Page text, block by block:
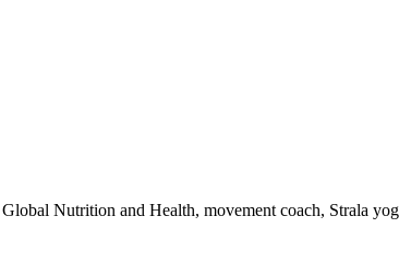
Nutrition and Health, movement coach, Strala